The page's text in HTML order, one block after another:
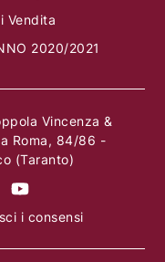
Vendita
2020/2021
Vincenza &
Roma, 84/86 -
(Taranto)
i consensi